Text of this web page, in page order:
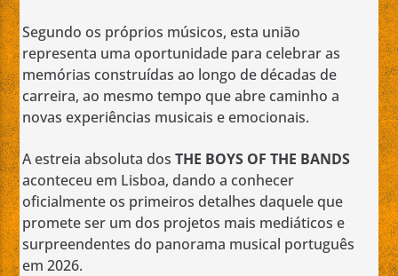
Segundo os próprios músicos, esta união
representa uma oportunidade para celebrar as
memórias construídas ao longo de décadas de
carreira, ao mesmo tempo que abre caminho a
novas experiências musicais e emocionais.
A estreia absoluta dosTHE BOYS OF THE BANDS
aconteceu em Lisboa, dando a conhecer
oficialmente os primeiros detalhes daquele que
promete ser um dos projetos mais mediáticos e
surpreendentes do panorama musical português
em 2026.